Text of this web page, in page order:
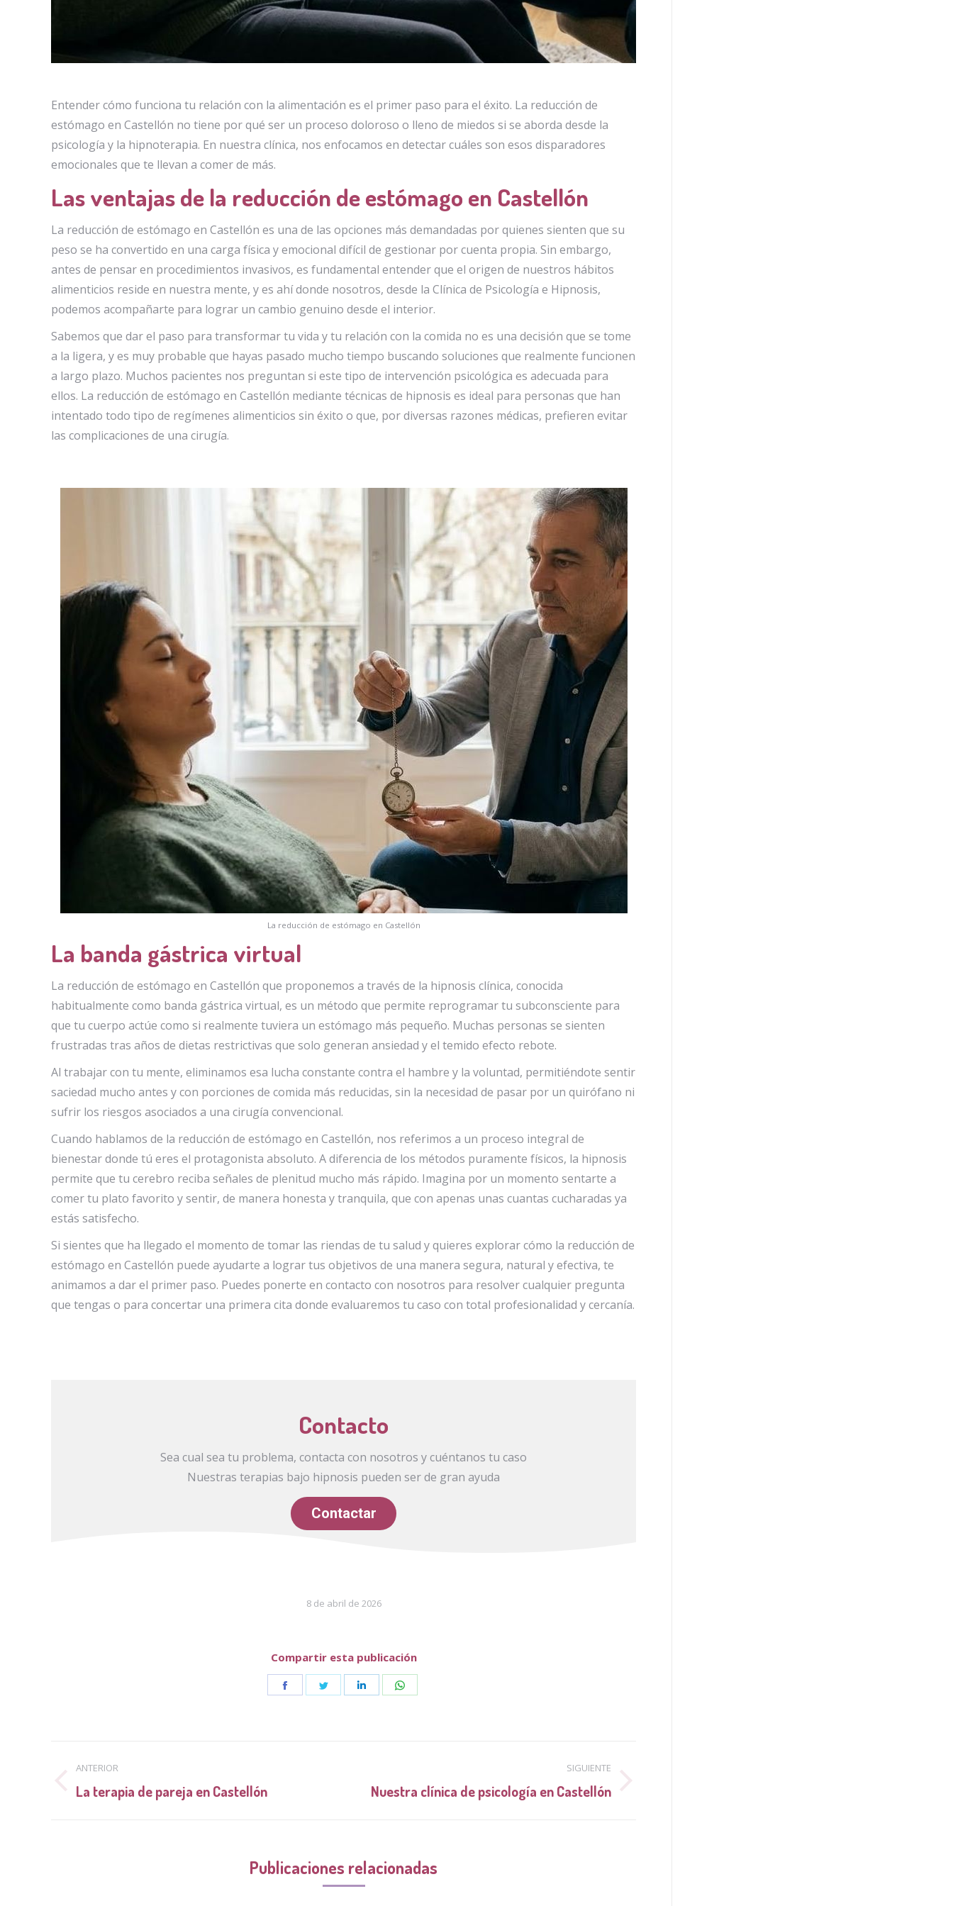
Entender cómo funciona tu relación con la alimentación es el primer paso para el éxito. La reducción de
estómago en Castellón no tiene por qué ser un proceso doloroso o lleno de miedos si se aborda desde la
psicología y la hipnoterapia. En nuestra clínica, nos enfocamos en detectar cuáles son esos disparadores
emocionales que te llevan a comer de más.
Las ventajas de la reducción de estómago en Castellón
La reducción de estómago en Castellón es una de las opciones más demandadas por quienes sienten que su
peso se ha convertido en una carga física y emocional difícil de gestionar por cuenta propia. Sin embargo,
antes de pensar en procedimientos invasivos, es fundamental entender que el origen de nuestros hábitos
alimenticios reside en nuestra mente, y es ahí donde nosotros, desde la Clínica de Psicología e Hipnosis,
podemos acompañarte para lograr un cambio genuino desde el interior.
Sabemos que dar el paso para transformar tu vida y tu relación con la comida no es una decisión que se tome
a la ligera, y es muy probable que hayas pasado mucho tiempo buscando soluciones que realmente funcionen
a largo plazo. Muchos pacientes nos preguntan si este tipo de intervención psicológica es adecuada para
ellos. La reducción de estómago en Castellón mediante técnicas de hipnosis es ideal para personas que han
intentado todo tipo de regímenes alimenticios sin éxito o que, por diversas razones médicas, prefieren evitar
las complicaciones de una cirugía.
La reducción de estómago en Castellón
La banda gástrica virtual
La reducción de estómago en Castellón que proponemos a través de la hipnosis clínica, conocida
habitualmente como banda gástrica virtual, es un método que permite reprogramar tu subconsciente para
que tu cuerpo actúe como si realmente tuviera un estómago más pequeño. Muchas personas se sienten
frustradas tras años de dietas restrictivas que solo generan ansiedad y el temido efecto rebote.
Al trabajar con tu mente, eliminamos esa lucha constante contra el hambre y la voluntad, permitiéndote sentir
saciedad mucho antes y con porciones de comida más reducidas, sin la necesidad de pasar por un quirófano ni
sufrir los riesgos asociados a una cirugía convencional.
Cuando hablamos de la reducción de estómago en Castellón, nos referimos a un proceso integral de
bienestar donde tú eres el protagonista absoluto. A diferencia de los métodos puramente físicos, la hipnosis
permite que tu cerebro reciba señales de plenitud mucho más rápido. Imagina por un momento sentarte a
comer tu plato favorito y sentir, de manera honesta y tranquila, que con apenas unas cuantas cucharadas ya
estás satisfecho.
Si sientes que ha llegado el momento de tomar las riendas de tu salud y quieres explorar cómo la reducción de
estómago en Castellón puede ayudarte a lograr tus objetivos de una manera segura, natural y efectiva, te
animamos a dar el primer paso. Puedes ponerte en contacto con nosotros para resolver cualquier pregunta
que tengas o para concertar una primera cita donde evaluaremos tu caso con total profesionalidad y cercanía.
Contacto
Sea cual sea tu problema, contacta con nosotros y cuéntanos tu caso
Nuestras terapias bajo hipnosis pueden ser de gran ayuda
Contactar
8 de abril de 2026
Compartir esta publicación
Share Share
Share Share
entre
ANTERIOR
Publicación
La terapia de pareja en Castellón
SIGUIENTE
Publicación
Nuestra clínica de psicología en Castellón
Publicaciones relacionadas